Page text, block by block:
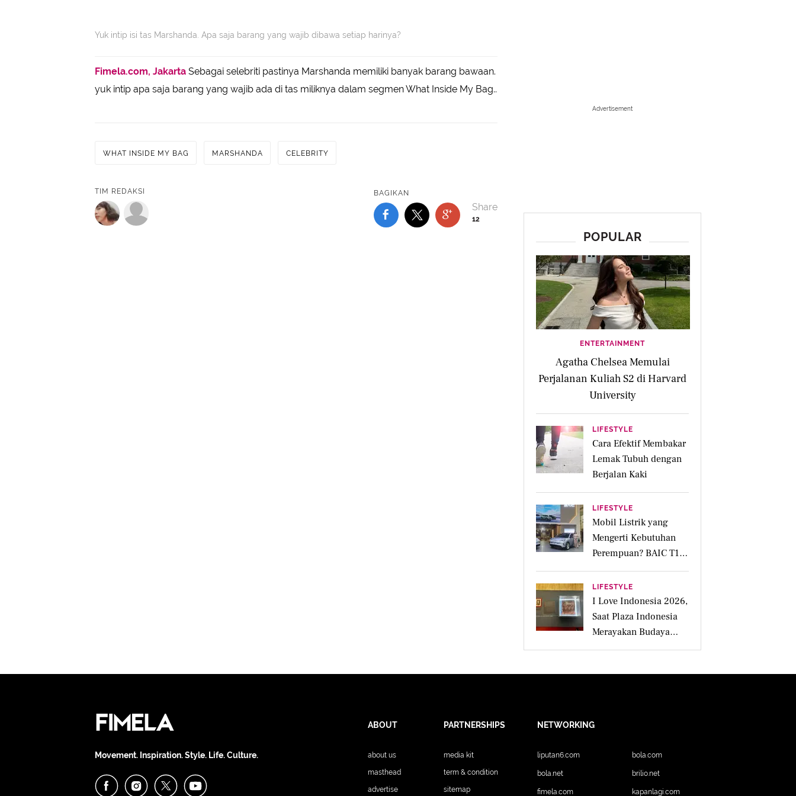
Yuk intip isi tas Marshanda. Apa saja barang yang wajib dibawa setiap harinya?
Fimela.com, Jakarta Sebagai selebriti pastinya Marshanda memiliki banyak barang bawaan.
yuk intip apa saja barang yang wajib ada di tas miliknya dalam segmen What Inside My Bag..
WHAT INSIDE MY BAG MARSHANDA CELEBRITY
TIM REDAKSI BAGIKAN
12
Advertisement
POPULAR
ENTERTAINMENT
Agatha Chelsea Memulai
Perjalanan Kuliah S2 di Harvard
University
LIFESTYLE
Cara Efektif Membakar
Lemak Tubuh dengan
Berjalan Kaki
LIFESTYLE
Mobil Listrik yang
Mengerti Kebutuhan
Perempuan? BAIC T1
Punya Kabin Lapang
hingga Fitur Parkir
Otomatis
LIFESTYLE
I Love Indonesia 2026,
Saat Plaza Indonesia
Merayakan Budaya
Lokal Lewat 4
Movement. Inspiration. Style. Life. Culture.
ABOUT PARTNERSHIPS
about us media kit
masthead term & condition
advertise sitemap
NETWORKING
liputan6.com bola.com
bola.net brilio.net
fimela.com kapanlagi.com